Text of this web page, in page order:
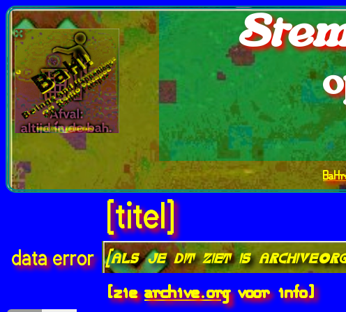
data error
[titel]
[als je dit ziet is archive.org
[ziearchive.orgvoor info]